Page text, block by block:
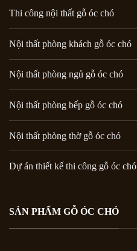
Thi công nội thất gỗ óc chó
Nội thất phòng khách gỗ óc chó
Nội thất phòng ngủ gỗ óc chó
Nội thất phòng bếp gỗ óc chó
Nội thất phòng thờ gỗ óc chó
Dự án thiết kế thi công gỗ óc chó
SẢN PHẨM GỖ ÓC CHÓ